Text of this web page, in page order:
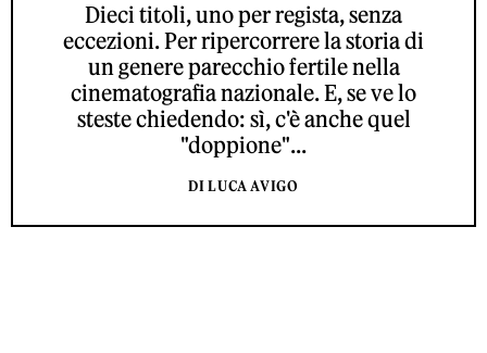
Dieci titoli, uno per regista, senza
eccezioni. Per ripercorrere la storia di
un genere parecchio fertile nella
cinematografia nazionale. E, se ve lo
steste chiedendo: sì, c'è anche quel
"doppione"...
DI LUCA AVIGO